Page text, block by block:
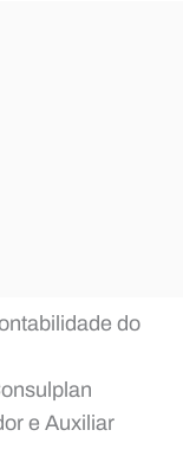
do
e Auxiliar